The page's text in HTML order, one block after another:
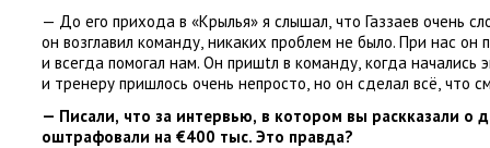
— До его прихода в «Крылья» я слышал, что Газзаев очень
он возглавил команду, никаких проблем не было. При нас он
и всегда помогал нам. Он пришtл в команду, когда начались
и тренеру пришлось очень непросто, но он сделал всё, что
— Писали, что за интервью, в котором вы раскказали о
оштрафовали на €400 тыс. Это правда?